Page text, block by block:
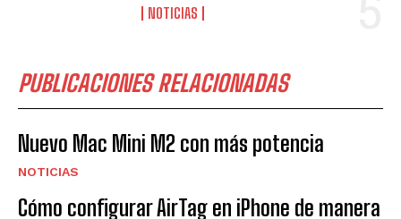
NOTICIAS
PUBLICACIONES RELACIONADAS
Nuevo Mac Mini M2 con más potencia
NOTICIAS
Cómo configurar AirTag en iPhone de manera